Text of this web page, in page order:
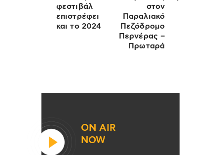
φεστιβάλ
επιστρέφει
και το 2024
στον
Παραλιακό
Πεζόδρομο
Περνέρας –
Πρωταρά
ON AIR
NOW